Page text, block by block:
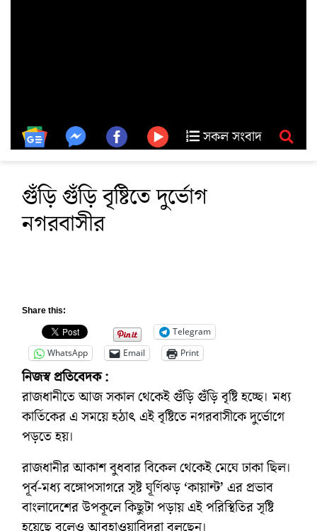
সকল সংবাদ
গুঁড়ি গুঁড়ি বৃষ্টিতে দুর্ভোগ
নগরবাসীর
Share this:
Telegram
WhatsApp
Email Print
নিজস্ব প্রতিবেদক :
রাজধানীতে আজ সকাল থেকেই গুঁড়ি গুঁড়ি বৃষ্টি হচ্ছে। মধ্য
কার্তিকের এ সময়ে হঠাৎ এই বৃষ্টিতে নগরবাসীকে দুর্ভোগে
পড়তে হয়।
রাজধানীর আকাশ বুধবার বিকেল থেকেই মেঘে ঢাকা ছিল।
পূর্ব-মধ্য বঙ্গোপসাগরে সৃষ্ট ঘূর্ণিঝড় ‘কায়ান্ট’ এর প্রভাব
বাংলাদেশের উপকূলে কিছুটা পড়ায় এই পরিস্থিতির সৃষ্টি